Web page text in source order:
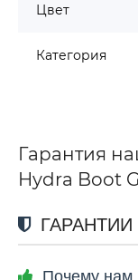
Цвет
Категория
Гарантия
Hydra Boot
Почему нам